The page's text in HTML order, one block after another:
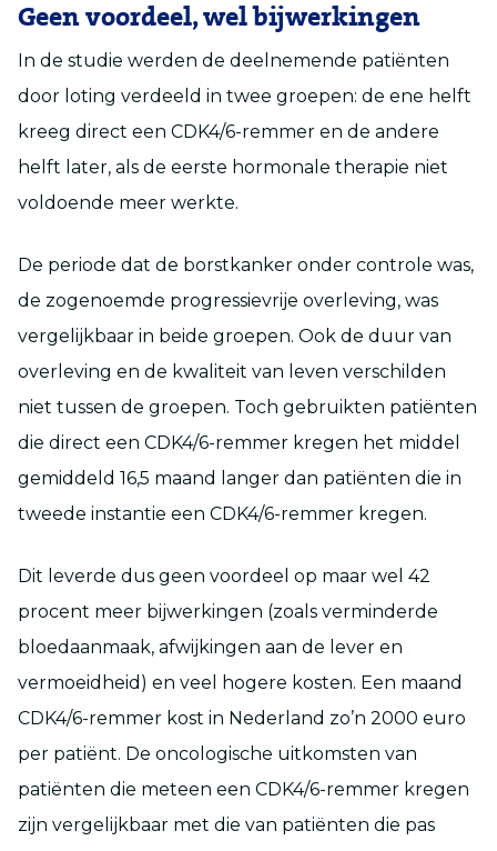
Geen voordeel, wel bijwerkingen
In de studie werden de deelnemende patiënten
door loting verdeeld in twee groepen: de ene helft
kreeg direct een CDK4/6-remmer en de andere
helft later, als de eerste hormonale therapie niet
voldoende meer werkte.
De periode dat de borstkanker onder controle was,
de zogenoemde progressievrije overleving, was
vergelijkbaar in beide groepen. Ook de duur van
overleving en de kwaliteit van leven verschilden
niet tussen de groepen. Toch gebruikten patiënten
die direct een CDK4/6-remmer kregen het middel
gemiddeld 16,5 maand langer dan patiënten die in
tweede instantie een CDK4/6-remmer kregen.
Dit leverde dus geen voordeel op maar wel 42
procent meer bijwerkingen (zoals verminderde
bloedaanmaak, afwijkingen aan de lever en
vermoeidheid) en veel hogere kosten. Een maand
CDK4/6-remmer kost in Nederland zo’n 2000 euro
per patiënt. De oncologische uitkomsten van
patiënten die meteen een CDK4/6-remmer kregen
zijn vergelijkbaar met die van patiënten die pas